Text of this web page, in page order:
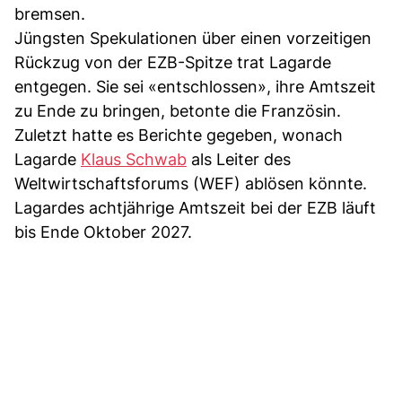
bremsen.
Jüngsten Spekulationen über einen vorzeitigen
Rückzug von der EZB-Spitze trat Lagarde
entgegen. Sie sei «entschlossen», ihre Amtszeit
zu Ende zu bringen, betonte die Französin.
Zuletzt hatte es Berichte gegeben, wonach
Lagarde Klaus Schwab als Leiter des
Weltwirtschaftsforums (WEF) ablösen könnte.
Lagardes achtjährige Amtszeit bei der EZB läuft
bis Ende Oktober 2027.